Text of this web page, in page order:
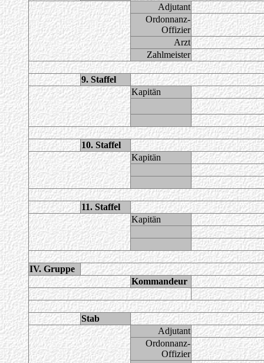
Adjutant
Ordonnanz-
Offizier
Arzt
Zahlmeister
9. Staffel
Kapitän
10. Staffel
Kapitän
11. Staffel
Kapitän
IV. Gruppe
Kommandeur
Stab
Adjutant
Ordonnanz-
Offizier